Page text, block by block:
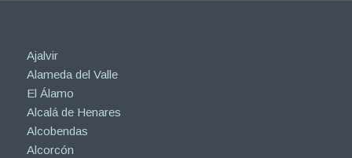
Ajalvir
Alameda del Valle
El Álamo
Alcalá de Henares
Alcobendas
Alcorcón